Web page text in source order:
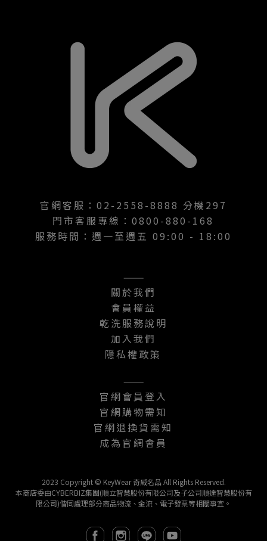
官網客服：02-2558-8888 分機297
門市客服專線：0800-880-168
服務時間：週一至週五 09:00 - 18:00
———
關於我們
會員權益
乾洗服務說明
加入我們
隱私權政策
———
官網會員登入
官網購物需知
官網退換貨需知
成為官網會員
2023 Copyright © KeyWear 奇威名品 All Rights Reserved.
本商店委由CYBERBIZ集團(順立智慧股份有限公司及子公司順達智慧股份有
限公司)偕同處理部分商品物流、金流、電子發票等相關事宜。